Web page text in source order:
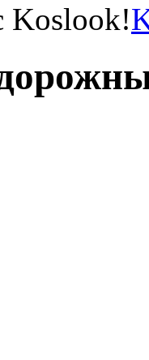
Koslook!